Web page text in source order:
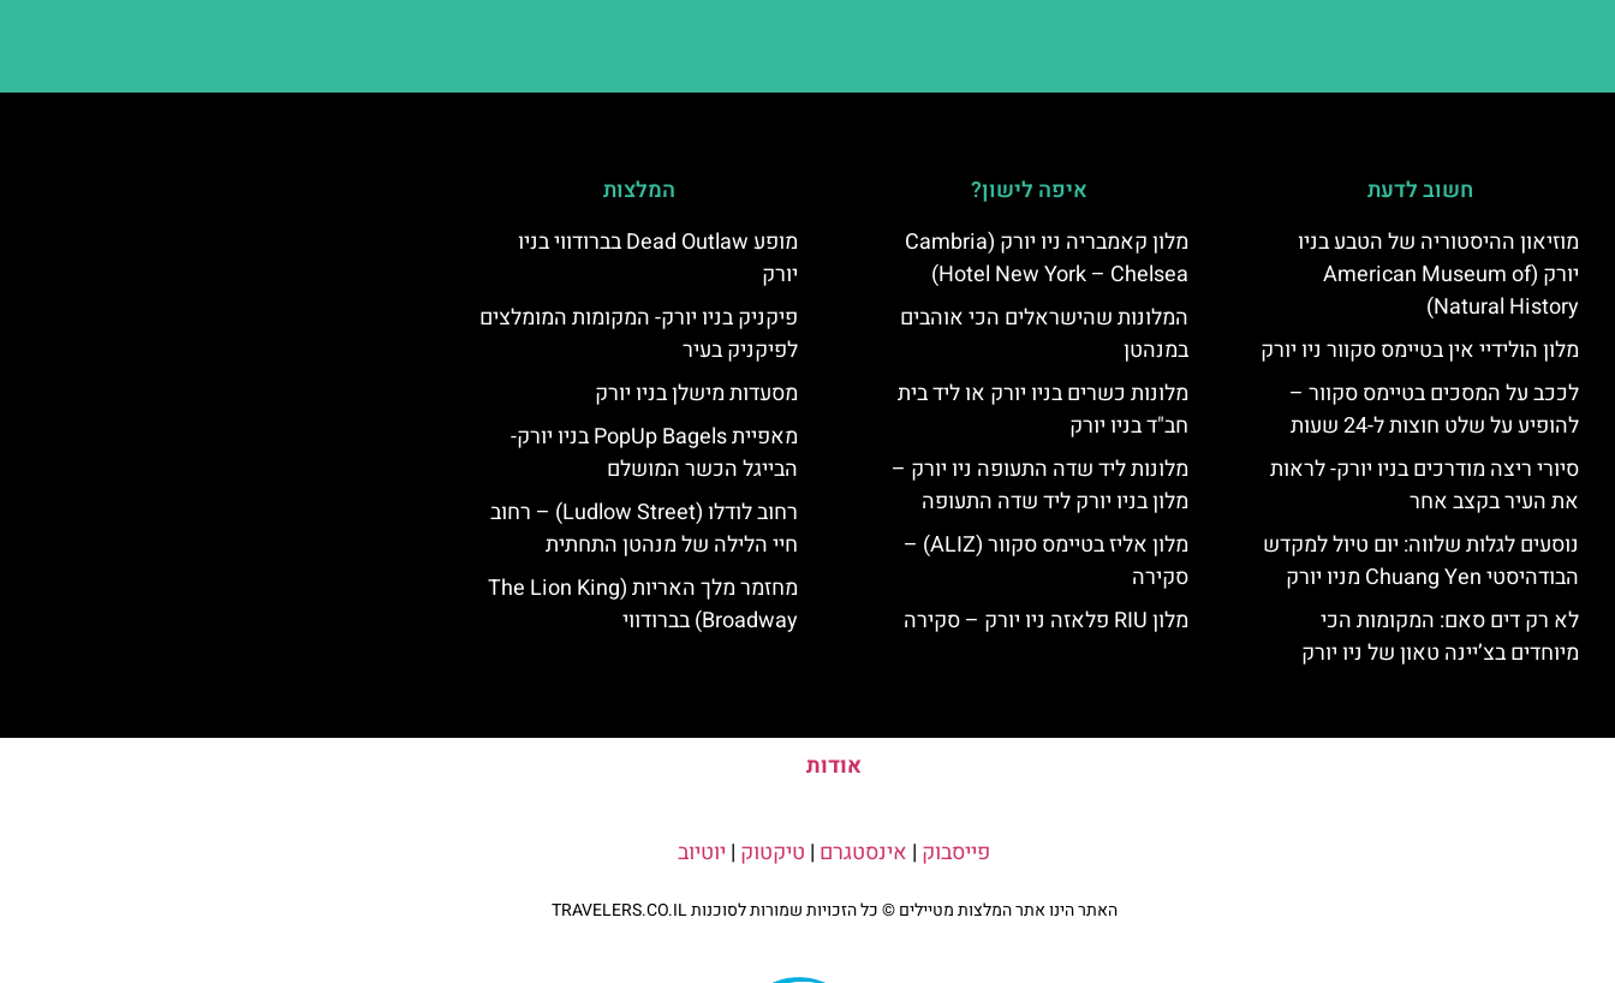
חשוב לדעת
מוזיאון ההיסטוריה של הטבע בניו
יורק (American Museum of
Natural History)
מלון הולידיי אין בטיימס סקוור ניו יורק
לככב על המסכים בטיימס סקוור –
להופיע על שלט חוצות ל-24 שעות
סיורי ריצה מודרכים בניו יורק- לראות
את העיר בקצב אחר
נוסעים לגלות שלווה: יום טיול למקדש
הבודהיסטי Chuang Yen מניו יורק
לא רק דים סאם: המקומות הכי
מיוחדים בצ’יינה טאון של ניו יורק
איפה לישון?
מלון קאמבריה ניו יורק (Cambria
Hotel New York – Chelsea)
המלונות שהישראלים הכי אוהבים
במנהטן
מלונות כשרים בניו יורק או ליד בית
חב"ד בניו יורק
מלונות ליד שדה התעופה ניו יורק –
מלון בניו יורק ליד שדה התעופה
מלון אליז בטיימס סקוור (ALIZ) –
סקירה
מלון RIU פלאזה ניו יורק – סקירה
המלצות
מופע Dead Outlaw בברודווי בניו
יורק
פיקניק בניו יורק- המקומות המומלצים
לפיקניק בעיר
מסעדות מישלן בניו יורק
מאפיית PopUp Bagels בניו יורק-
הבייגל הכשר המושלם
רחוב לודלו (Ludlow Street) – רחוב
חיי הלילה של מנהטן התחתית
מחזמר מלך האריות (The Lion King
Broadway) בברודווי
אודות
פייסבוק | אינסטגרם | טיקטוק | יוטיוב
האתר הינו אתר המלצות מטיילים © כל הזכויות שמורות לסוכנות TRAVELERS.CO.IL